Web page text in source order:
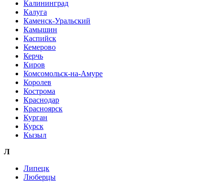
Калининград
Калуга
Каменск-Уральский
Камышин
Каспийск
Кемерово
Керчь
Киров
Комсомольск-на-Амуре
Королев
Кострома
Краснодар
Красноярск
Курган
Курск
Кызыл
Л
Липецк
Люберцы